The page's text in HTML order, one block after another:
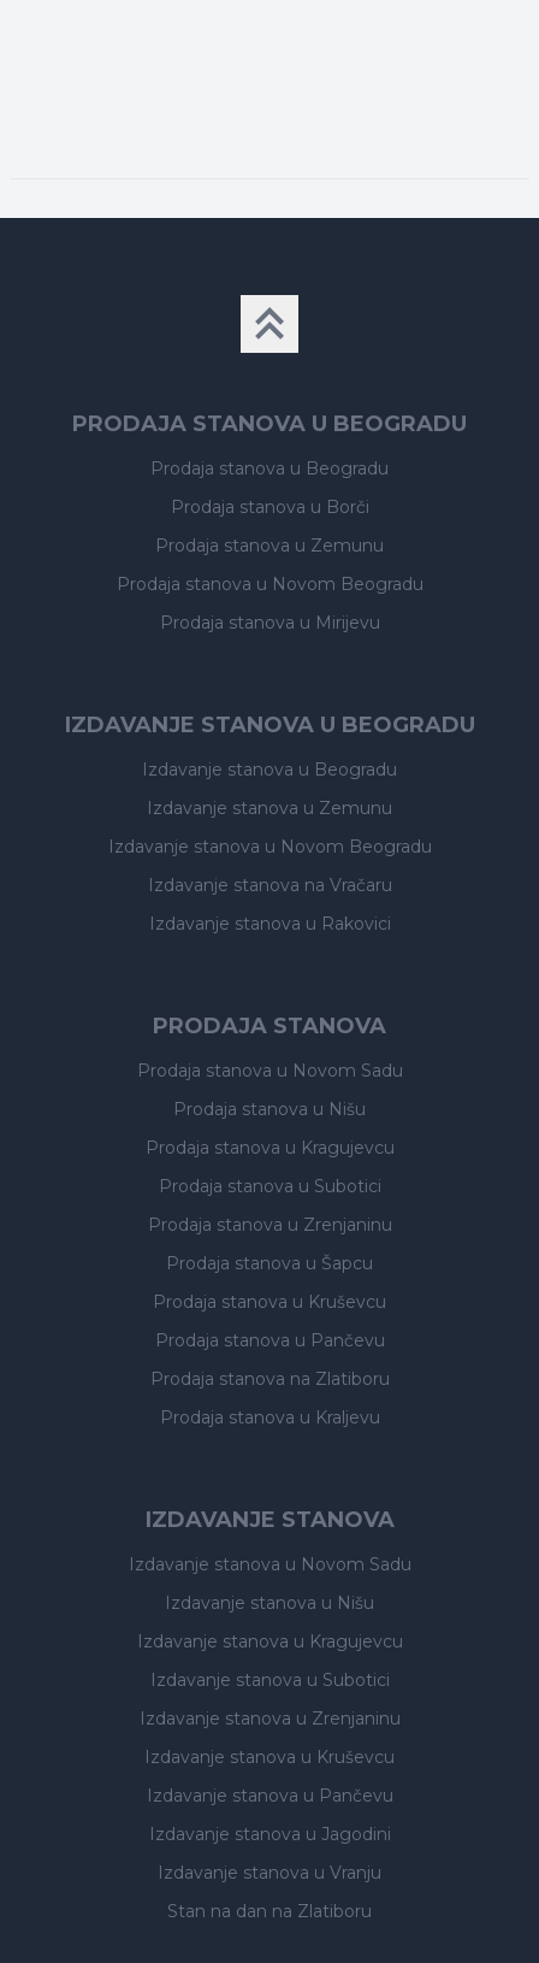
PRODAJA STANOVA U BEOGRADU
Prodaja stanova u Beogradu
Prodaja stanova u Borči
Prodaja stanova u Zemunu
Prodaja stanova u Novom Beogradu
Prodaja stanova u Mirijevu
IZDAVANJE STANOVA U BEOGRADU
Izdavanje stanova u Beogradu
Izdavanje stanova u Zemunu
Izdavanje stanova u Novom Beogradu
Izdavanje stanova na Vračaru
Izdavanje stanova u Rakovici
PRODAJA STANOVA
Prodaja stanova u Novom Sadu
Prodaja stanova u Nišu
Prodaja stanova u Kragujevcu
Prodaja stanova u Subotici
Prodaja stanova u Zrenjaninu
Prodaja stanova u Šapcu
Prodaja stanova u Kruševcu
Prodaja stanova u Pančevu
Prodaja stanova na Zlatiboru
Prodaja stanova u Kraljevu
IZDAVANJE STANOVA
Izdavanje stanova u Novom Sadu
Izdavanje stanova u Nišu
Izdavanje stanova u Kragujevcu
Izdavanje stanova u Subotici
Izdavanje stanova u Zrenjaninu
Izdavanje stanova u Kruševcu
Izdavanje stanova u Pančevu
Izdavanje stanova u Jagodini
Izdavanje stanova u Vranju
Stan na dan na Zlatiboru